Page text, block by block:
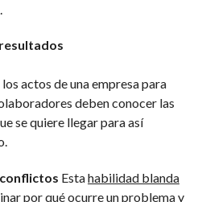
actos de una empresa para
deben conocer las
se quiere llegar para así
Estahabilidad blanda
por qué ocurre un problema y